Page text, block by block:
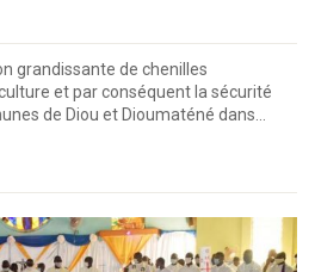
grandissante de chenilles
et par conséquent la sécurité
de Diou et Dioumaténé dans...